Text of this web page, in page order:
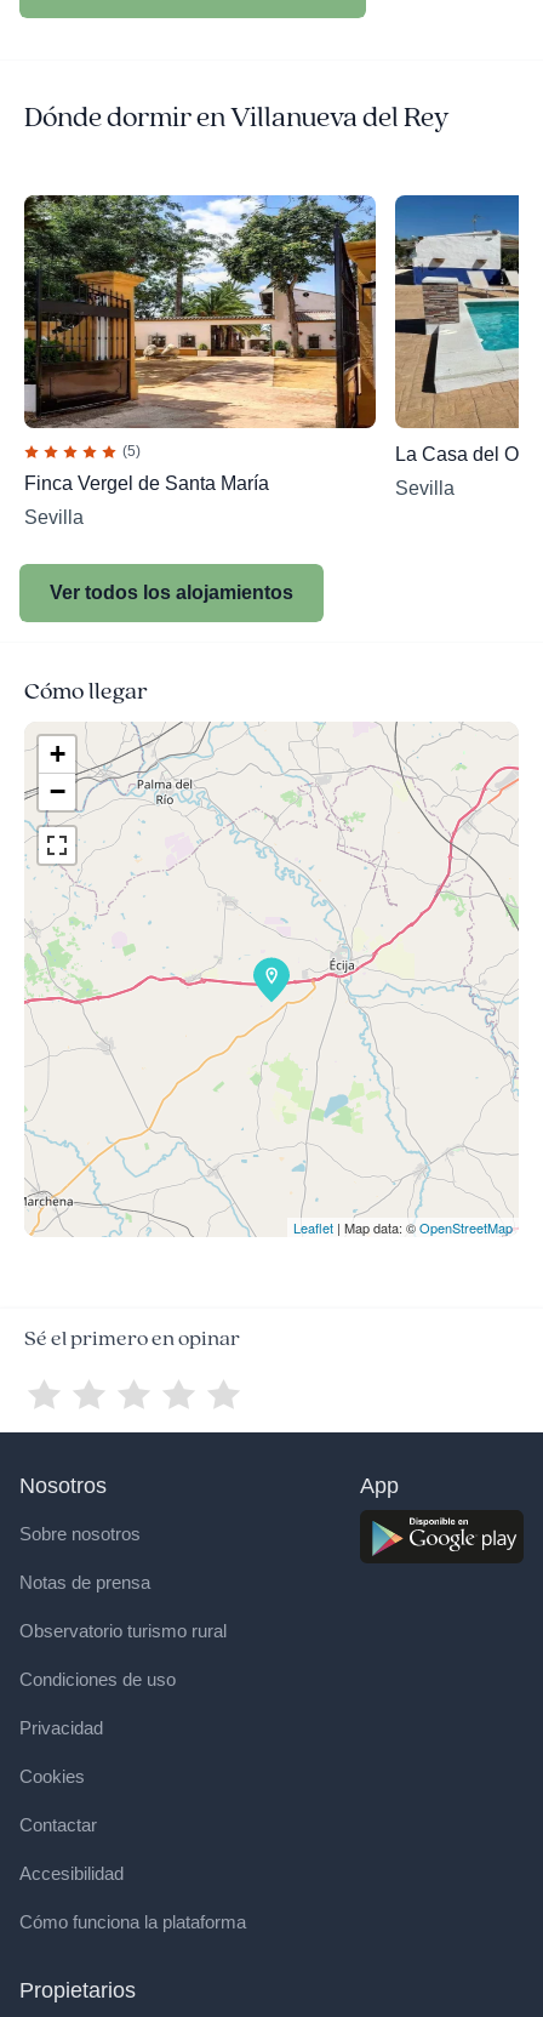
Dónde dormir en Villanueva del Rey
(5)
Finca Vergel de Santa María
Sevilla
La Casa del
Sevilla
Ver todos los alojamientos
Cómo llegar
+
−
Leaflet | Map data: ©OpenStreetMap
Sé el primero en opinar
Nosotros
Sobre nosotros
Notas de prensa
Observatorio turismo rural
Condiciones de uso
Privacidad
Cookies
Contactar
Accesibilidad
Cómo funciona la plataforma
Propietarios
App